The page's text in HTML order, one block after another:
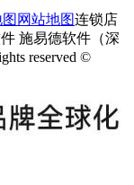
网站地图连锁店
施易德软件（深
reserved ©